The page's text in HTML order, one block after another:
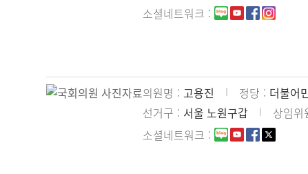
소셜네트워크
의원명 고용진 정당 더불어
선거구
서울 노원구갑 상임위
소셜네트워크